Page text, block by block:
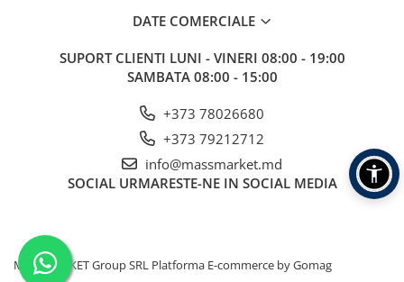
Imbracaminte, incaltaminte
Incaltaminte
Accesorii
Monturi
DATE COMERCIALE
SUPORT CLIENTI LUNI - VINERI 08:00 - 19:00
SAMBATA 08:00 - 15:00
+373 78026680
+373 79212712
info@massmarket.md
SOCIAL URMARESTE-NE IN SOCIAL MEDIA
MASSMARKET Group SRL Platforma E-commerce by Gomag